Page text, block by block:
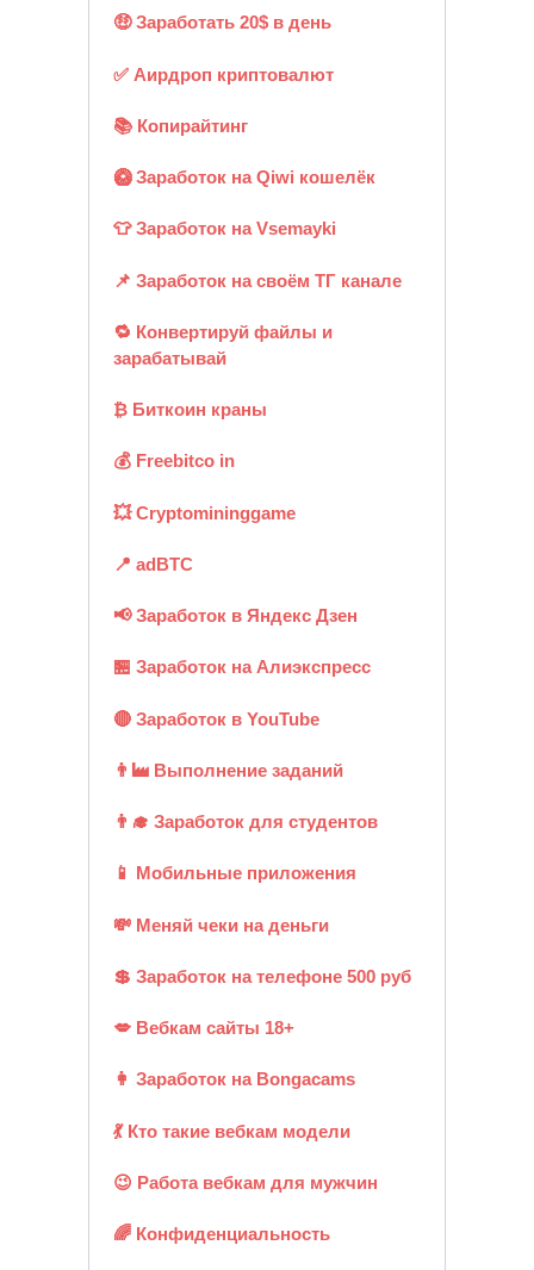
🤑 Заработать 20$ в день
✅ Аирдроп криптовалют
📚 Копирайтинг
🥝 Заработок на Qiwi кошелёк
👕 Заработок на Vsemayki
📌 Заработок на своём ТГ канале
🔁 Конвертируй файлы и
зарабатывай
₿ Биткоин краны
💰 Freebitco in
💥 Cryptomininggame
📍 adBTC
📢 Заработок в Яндекс Дзен
🏪 Заработок на Алиэкспресс
🔴 Заработок в YouTube
👨‍🏭 Выполнение заданий
👨‍🎓 Заработок для студентов
📱 Мобильные приложения
💸 Меняй чеки на деньги
💲 Заработок на телефоне 500 руб
💋 Вебкам сайты 18+
👩 Заработок на Bongacams
💃 Кто такие вебкам модели
😉 Работа вебкам для мужчин
🌈 Конфиденциальность